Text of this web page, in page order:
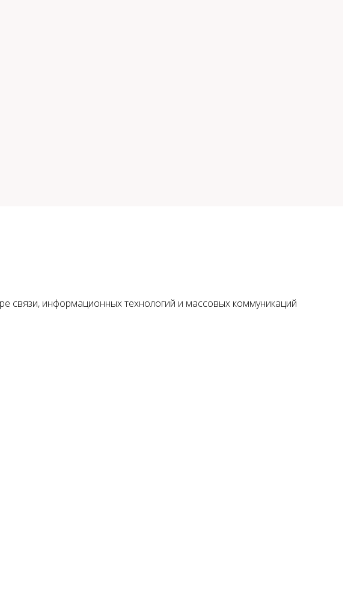
связи, информационных технологий и массовых коммуникаций